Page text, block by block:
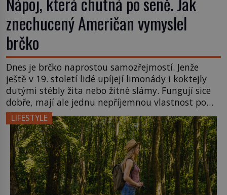
znechucený Američan vymyslel
brčko
Dnes je brčko naprostou samozřejmostí. Jenže
ještě v 19. století lidé upíjejí limonády i koktejly
dutými stébly žita nebo žitné slámy. Fungují sice
dobře, mají ale jednu nepříjemnou vlastnost po
chvíli se rozmáčejí a nápoji dodávají travnatou
příchuť. Právě tahle drobná nepříjemnost přivede
amerického výrobce cigaretových náustků k
nápadu, který změní způsob pití po celém […]
LIFESTYLE